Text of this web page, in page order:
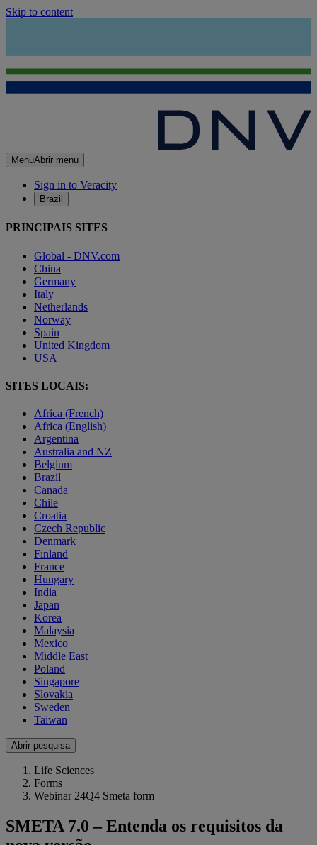
Skip to content
MenuAbrir menu
Sign in to Veracity
Brazil
PRINCIPAIS SITES
Global - DNV.com
China
Germany
Italy
Netherlands
Norway
Spain
United Kingdom
USA
SITES LOCAIS:
Africa (French)
Africa (English)
Argentina
Australia and NZ
Belgium
Brazil
Canada
Chile
Croatia
Czech Republic
Denmark
Finland
France
Hungary
India
Japan
Korea
Malaysia
Mexico
Middle East
Poland
Singapore
Slovakia
Sweden
Taiwan
Abrir pesquisa
Life Sciences
Forms
Webinar 24Q4 Smeta form
SMETA 7.0 – Entenda os requisitos da